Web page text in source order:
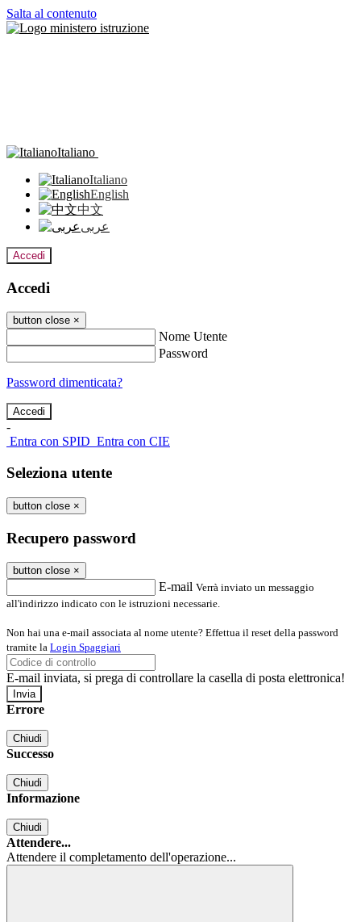
Salta al contenuto
Italiano
Italiano
English
中文
عربى
Accedi
Accedi
button close ×
Nome Utente
Password
Password dimenticata?
-
Entra con SPID Entra con CIE
Seleziona utente
button close ×
Recupero password
button close ×
E-mail Verrà inviato un messaggio
all'indirizzo indicato con le istruzioni necessarie.
Non hai una e-mail associata al nome utente? Effettua il reset della password
tramite la Login Spaggiari
E-mail inviata, si prega di controllare la casella di posta elettronica!
Errore
Chiudi
Successo
Chiudi
Informazione
Chiudi
Attendere...
Attendere il completamento dell'operazione...